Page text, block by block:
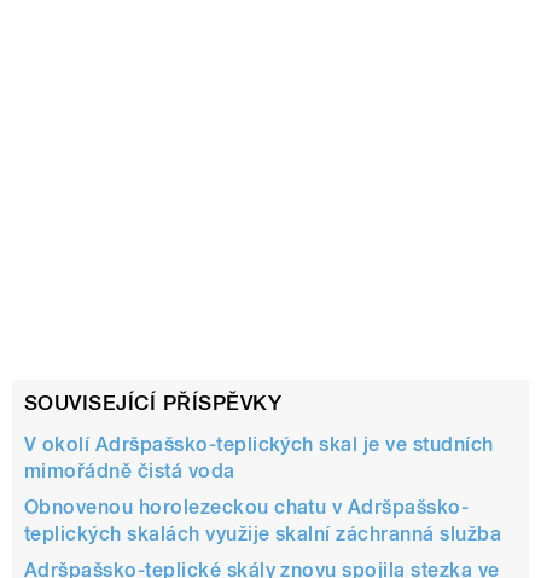
SOUVISEJÍCÍ PŘÍSPĚVKY
V okolí Adršpašsko-teplických skal je ve studních
mimořádně čistá voda
Obnovenou horolezeckou chatu v Adršpašsko-
teplických skalách využije skalní záchranná služba
Adršpašsko-teplické skály znovu spojila stezka ve